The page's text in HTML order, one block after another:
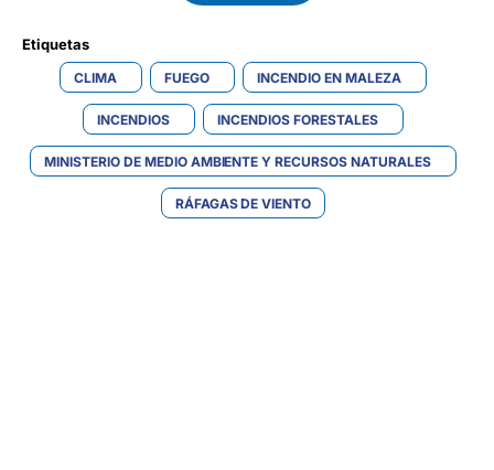
Etiquetas
CLIMA FUEGO INCENDIO EN MALEZA
INCENDIOS INCENDIOS FORESTALES
MINISTERIO DE MEDIO AMBIENTE Y RECURSOS NATURALES
RÁFAGAS DE VIENTO